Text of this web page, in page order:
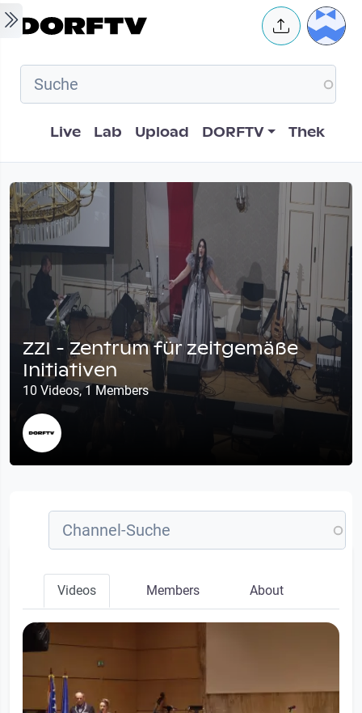
Skip to main content User
Hauptnavigation
Live Lab Upload DORFTV Thek
ZZI - Zentrum für zeitgemäße
Initiativen
10 Videos, 1 Members
Videos Members About